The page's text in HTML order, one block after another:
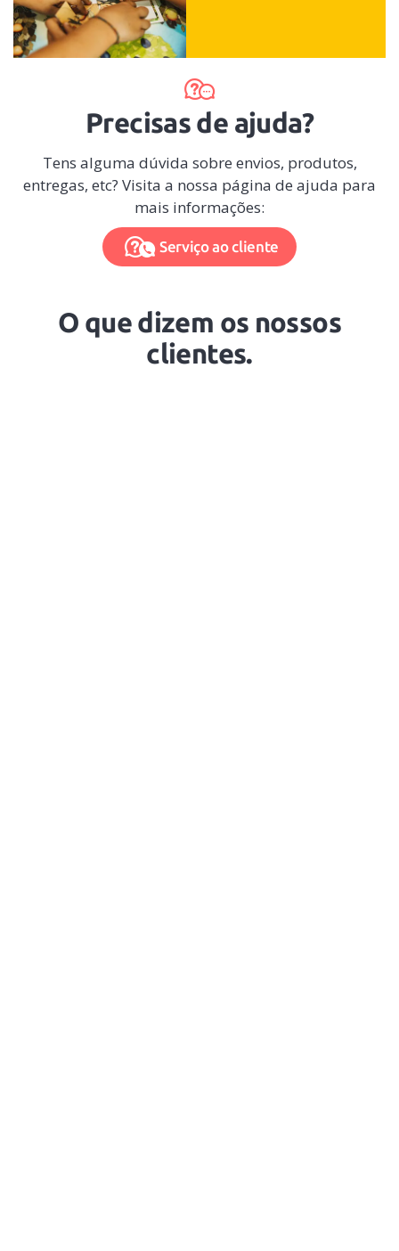
Precisas de ajuda?
Tens alguma dúvida sobre envios, produtos,
entregas, etc? Visita a nossa página de ajuda para
mais informações:
Serviço ao cliente
O que dizem os nossos
clientes.